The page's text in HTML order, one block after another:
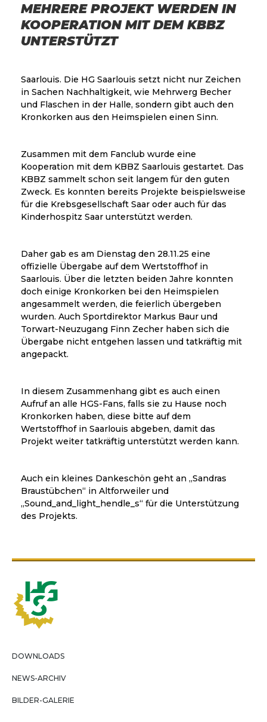
MEHRERE PROJEKT WERDEN IN
KOOPERATION MIT DEM KBBZ
UNTERSTÜTZT
Saarlouis. Die HG Saarlouis setzt nicht nur Zeichen
in Sachen Nachhaltigkeit, wie Mehrwerg Becher
und Flaschen in der Halle, sondern gibt auch den
Kronkorken aus den Heimspielen einen Sinn.
Zusammen mit dem Fanclub wurde eine
Kooperation mit dem KBBZ Saarlouis gestartet. Das
KBBZ sammelt schon seit langem für den guten
Zweck. Es konnten bereits Projekte beispielsweise
für die Krebsgesellschaft Saar oder auch für das
Kinderhospitz Saar unterstützt werden.
Daher gab es am Dienstag den 28.11.25 eine
offizielle Übergabe auf dem Wertstoffhof in
Saarlouis. Über die letzten beiden Jahre konnten
doch einige Kronkorken bei den Heimspielen
angesammelt werden, die feierlich übergeben
wurden. Auch Sportdirektor Markus Baur und
Torwart-Neuzugang Finn Zecher haben sich die
Übergabe nicht entgehen lassen und tatkräftig mit
angepackt.
In diesem Zusammenhang gibt es auch einen
Aufruf an alle HGS-Fans, falls sie zu Hause noch
Kronkorken haben, diese bitte auf dem
Wertstoffhof in Saarlouis abgeben, damit das
Projekt weiter tatkräftig unterstützt werden kann.
Auch ein kleines Dankeschön geht an „Sandras
Braustübchen“ in Altforweiler und
„Sound_and_light_hendle_s“ für die Unterstützung
des Projekts.
DOWNLOADS
NEWS-ARCHIV
BILDER-GALERIE